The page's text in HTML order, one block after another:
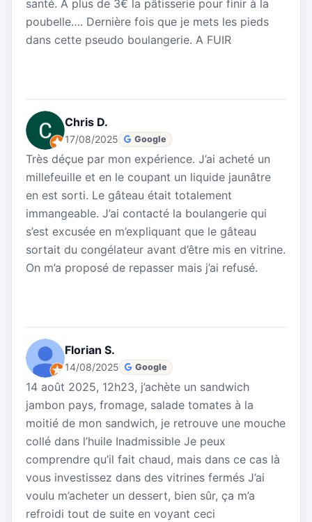
santé. A plus de 3€ la pâtisserie pour finir à la
poubelle…. Dernière fois que je mets les pieds
dans cette pseudo boulangerie. A FUIR
Chris D.
17/08/2025 Google
Très déçue par mon expérience. J’ai acheté un
millefeuille et en le coupant un liquide jaunâtre
en est sorti. Le gâteau était totalement
immangeable. J’ai contacté la boulangerie qui
s’est excusée en m’expliquant que le gâteau
sortait du congélateur avant d’être mis en vitrine.
On m’a proposé de repasser mais j’ai refusé.
Florian S.
14/08/2025 Google
14 août 2025, 12h23, j’achète un sandwich
jambon pays, fromage, salade tomates à la
moitié de mon sandwich, je retrouve une mouche
collé dans l’huile Inadmissible Je peux
comprendre qu’il fait chaud, mais dans ce cas là
vous investissez dans des vitrines fermés J’ai
voulu m’acheter un dessert, bien sûr, ça m’a
refroidi tout de suite en voyant ceci